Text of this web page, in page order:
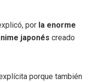
por la enorme
japonés creado
porque también